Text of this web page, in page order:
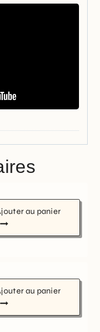
au panier
au panier